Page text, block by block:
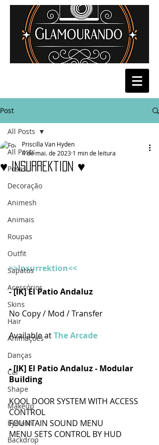
Post
All Posts
Poses
Decoração
Animesh
Animais
Roupas
Outfit
Sapatos
Acessórios
Skins
Hair
Animações
Danças
Car
Shape
Makeup
Eyelash
Backdrop
All Posts
♥ Insurrektion ♥
Priscilla Van Hyden
4 de mai. de 2023 1 min de leitura
>>Insurrektion<<
- [IK] El Patio Andaluz
No Copy / Mod / Transfer
Available at The Arcade
- [IK] El Patio Andaluz - Modular
Building
KOOL DOOR SYSTEM WITH ACCESS
CONTROL
FOUNTAIN SOUND MENU
MENU SETS CONTROL BY HUD